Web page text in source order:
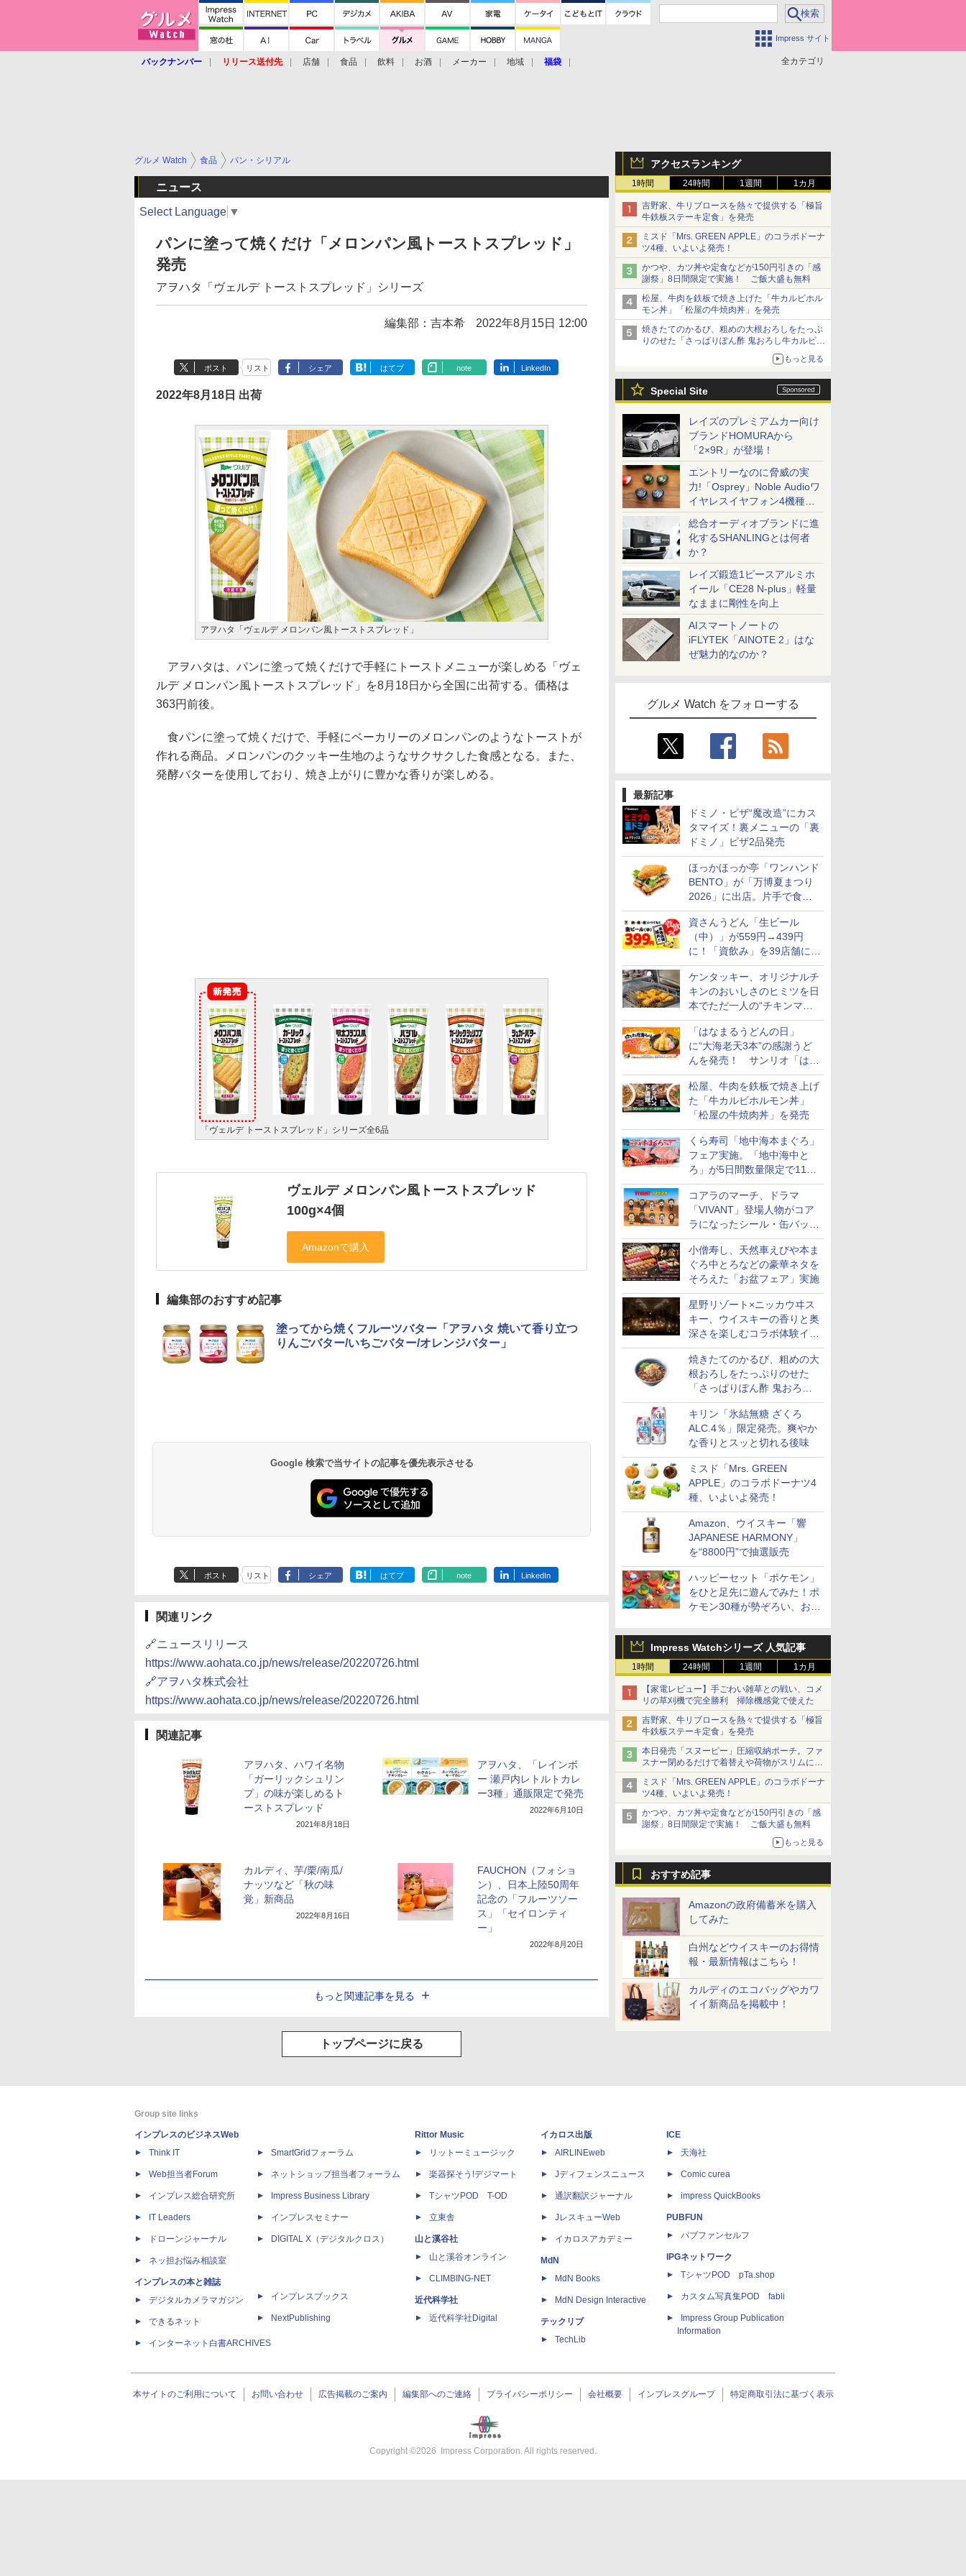
Impress サイト
全カテゴリ
バックナンバー リリース送付先 店舗 食品 飲料 お酒 メーカー 地域 福袋
アクセスランキング
1時間 24時間 1週間 1カ月
吉野家、牛リブロースを熱々で提供する「極旨
牛鉄板ステーキ定食」を発売
ミスド「Mrs. GREEN APPLE」のコラボドーナ
ツ4種、いよいよ発売！
かつや、カツ丼や定食などが150円引きの「感
謝祭」8日間限定で実施！ ご飯大盛も無料
松屋、牛肉を鉄板で焼き上げた「牛カルビホル
モン丼」「松屋の牛焼肉丼」を発売
焼きたてのかるび、粗めの大根おろしをたっぷ
りのせた「さっぱりぽん酢 鬼おろし牛カルビ
もっと見る
Special Site
レイズのプレミアムカー向け
ブランドHOMURAから
「2×9R」が登場！
エントリーなのに脅威の実
力!「Osprey」Noble Audioワ
イヤレスイヤフォン4機種を
一気に聴く
総合オーディオブランドに進
化するSHANLINGとは何者
か？
レイズ鍛造1ピースアルミホ
イール「CE28 N-plus」軽量
なままに剛性を向上
AIスマートノートの
iFLYTEK「AINOTE 2」はな
ぜ魅力的なのか？
グルメ Watch をフォローする
最新記事
ドミノ・ピザ“魔改造”にカス
タマイズ！裏メニューの「裏
ドミノ」ピザ2品発売
ほっかほっか亭「ワンハンド
BENTO」が「万博夏まつり
2026」に出店。片手で食べ
られる海苔弁や和牛きんぴら
を販売
資さんうどん「生ビール
（中）」が559円→439円
に！「資飲み」を39店舗に拡
大
ケンタッキー、オリジナルチ
キンのおいしさのヒミツを日
本でただ一人の“チキンマイ
スター”笠原氏から学んでき
た「はなまるうどんの日」
に“大海老天3本”の感謝うど
んを発売！ サンリオ「はな
まるおばけ」のシール/キャ
ンディなども
松屋、牛肉を鉄板で焼き上げ
た「牛カルビホルモン丼」
「松屋の牛焼肉丼」を発売
くら寿司「地中海本まぐろ」
フェア実施。「地中海中と
ろ」が5日間数量限定で110
円！
コアラのマーチ、ドラマ
「VIVANT」登場人物がコア
ラになったシール・缶バッジ
を発売
小僧寿し、天然車えびや本ま
ぐろ中とろなどの豪華ネタを
そろえた「お盆フェア」実施
星野リゾート×ニッカウヰス
キー、ウイスキーの香りと奥
深さを楽しむコラボ体験イベ
ントをOMO5小樽で提供開始
焼きたてのかるび、粗めの大
根おろしをたっぷりのせた
「さっぱりぽん酢 鬼おろし
牛カルビ丼」など4品を発売
キリン「氷結無糖 ざくろ
ALC.4％」限定発売。爽やか
な香りとスッと切れる後味
ミスド「Mrs. GREEN
APPLE」のコラボドーナツ4
種、いよいよ発売！
Amazon、ウイスキー「響
JAPANESE HARMONY」
を“8800円”で抽選販売
ハッピーセット「ポケモン」
をひと足先に遊んでみた！ポ
ケモン30種が勢ぞろい、おも
もできる
Impress Watchシリーズ 人気記事
1時間 24時間 1週間 1カ月
【家電レビュー】手ごわい雑草との戦い、コメ
リの草刈機で完全勝利 掃除機感覚で使えた
吉野家、牛リブロースを熱々で提供する「極旨
牛鉄板ステーキ定食」を発売
本日発売「スヌーピー」圧縮収納ポーチ。ファ
スナー閉めるだけで着替えや荷物がスリムにま
とまる
ミスド「Mrs. GREEN APPLE」のコラボドーナ
ツ4種、いよいよ発売！
かつや、カツ丼や定食などが150円引きの「感
謝祭」8日間限定で実施！ ご飯大盛も無料
もっと見る
おすすめ記事
Amazonの政府備蓄米を購入
してみた
白州などウイスキーのお得情
報・最新情報はこちら！
カルディのエコバッグやカワ
イイ新商品を掲載中！
グルメ Watch 食品 パン・シリアル
ニュース
Select Language ▼
パンに塗って焼くだけ「メロンパン風トーストスプレッド」
発売
アヲハタ「ヴェルデ トーストスプレッド」シリーズ
編集部：吉本希 2022年8月15日 12:00
ポスト リスト シェア はてブ note LinkedIn
2022年8月18日 出荷
アヲハタ「ヴェルデ メロンパン風トーストスプレッド」
アヲハタは、パンに塗って焼くだけで手軽にトーストメニューが楽しめる「ヴェ
ルデ メロンパン風トーストスプレッド」を8月18日から全国に出荷する。価格は
363円前後。
食パンに塗って焼くだけで、手軽にベーカリーのメロンパンのようなトーストが
作れる商品。メロンパンのクッキー生地のようなサクサクした食感となる。また、
発酵バターを使用しており、焼き上がりに豊かな香りが楽しめる。
「ヴェルデ トーストスプレッド」シリーズ全6品
ヴェルデ メロンパン風トーストスプレッド
100g×4個
編集部のおすすめ記事
塗ってから焼くフルーツバター「アヲハタ 焼いて香り立つ
りんごバター/いちごバター/オレンジバター」
Google 検索で当サイトの記事を優先表示させる
ポスト リスト シェア はてブ note LinkedIn
関連リンク
🔗ニュースリリース
https://www.aohata.co.jp/news/release/20220726.html
🔗アヲハタ株式会社
https://www.aohata.co.jp/news/release/20220726.html
関連記事
アヲハタ、ハワイ名物
「ガーリックシュリン
プ」の味が楽しめるト
ーストスプレッド
2021年8月18日
アヲハタ、「レインボ
ー 瀬戸内レトルトカレ
ー3種」通販限定で発売
2022年6月10日
カルディ、芋/栗/南瓜/
ナッツなど「秋の味
覚」新商品
2022年8月16日
FAUCHON（フォショ
ン）、日本上陸50周年
記念の「フルーツソー
ス」「セイロンティ
ー」
2022年8月20日
もっと関連記事を見る
トップページに戻る
Group site links
インプレスのビジネスWeb
Think IT
Web担当者Forum
インプレス総合研究所
IT Leaders
ドローンジャーナル
ネッ担お悩み相談室
インプレスの本と雑誌
デジタルカメラマガジン
できるネット
インターネット白書ARCHIVES
SmartGridフォーラム
ネットショップ担当者フォーラム
Impress Business Library
インプレスセミナー
DIGITAL X（デジタルクロス）
インプレスブックス
NextPublishing
Rittor Music
リットーミュージック
楽器探そう!デジマート
TシャツPOD T-OD
立東舎
山と溪谷社
山と溪谷オンライン
CLIMBING-NET
近代科学社
近代科学社Digital
イカロス出版
AIRLINEweb
Jディフェンスニュース
通訳翻訳ジャーナル
JレスキューWeb
イカロスアカデミー
MdN
MdN Books
MdN Design Interactive
テックリブ
TechLib
ICE
天海社
Comic curea
impress QuickBooks
PUBFUN
パブファンセルフ
IPGネットワーク
TシャツPOD pTa.shop
カスタム写真集POD fabli
Impress Group Publication
Information
本サイトのご利用について お問い合わせ 広告掲載のご案内 編集部へのご連絡 プライバシーポリシー 会社概要 インプレスグループ 特定商取引法に基づく表示
Copyright ©2026 Impress Corporation. All rights reserved.